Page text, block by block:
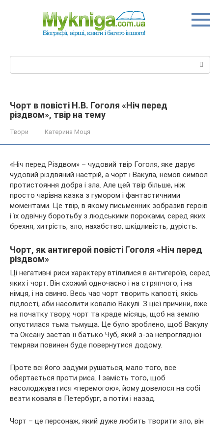
Чорт в повісті Н.В. Гоголя «Ніч перед
різдвом», твір на тему
Твори Катерина Моця
«Ніч перед Різдвом» – чудовий твір Гоголя, яке дарує
чудовий різдвяний настрій, а чорт і Вакула, немов символ
протистояння добра і зла. Але цей твір більше, ніж
просто чарівна казка з гумором і фантастичними
моментами. Це твір, в якому письменник зобразив героїв
і їх одвічнуборотьбу з людськими пороками, серед яких
брехня, хитрість, зло, нахабство, шкідливість, дурість.
Чорт, як антигерой повісті Гоголя «Ніч перед
різдвом»
Ці негативні риси характеру втілилися в антигероїв, серед
яких і чорт. Він схожий одночасно і на стряпчого, і на
німця, і на свиню. Весь час чорт творить капості, якісь
підлості, аби насолити ковалю Вакулі. З цієї причини, вже
на початку твору, чорт та краде місяць, щоб на землю
опустилася тьма тьмуща. Це було зроблено, щоб Вакулу
та Оксану застав її батько Чуб, який з-за непроглядної
темряви повинен буде повернутися додому.
Проте всі його задуми рушаться, мало того, все
обертається проти риса. І замість того, щоб
насолоджуватися «перемогою», йому довелося на собі
везти коваля в Петербург, а потім і назад.
Чорт – це персонаж, який дуже любить творити зло, він